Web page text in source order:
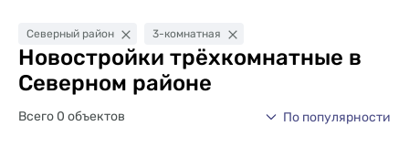
Северный район 3-комнатная
Новостройки трёхкомнатные в
Северном районе
Всего 0 объектов По популярности